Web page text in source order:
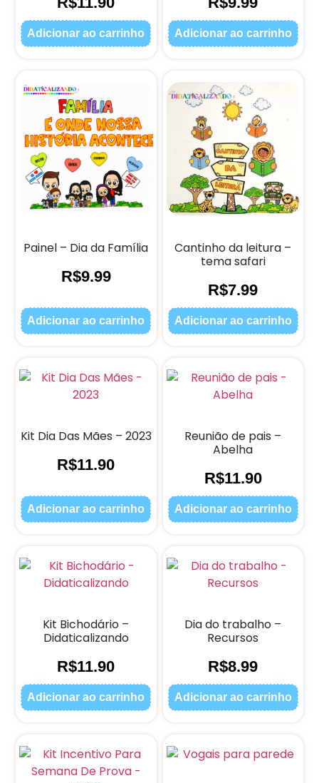
Adicionar ao carrinho Adicionar ao carrinho
Painel – Dia da Família
R$9.99
Adicionar ao carrinho
Cantinho da leitura –
tema safari
R$7.99
Adicionar ao carrinho
Kit Dia Das Mães – 2023
R$11.90
Adicionar ao carrinho
Reunião de pais –
Abelha
R$11.90
Adicionar ao carrinho
Kit Bichodário –
Didaticalizando
R$11.90
Adicionar ao carrinho
Dia do trabalho –
Recursos
R$8.99
Adicionar ao carrinho